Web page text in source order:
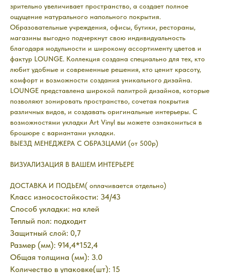
зрительно увеличивает пространство, а создает полное
ощущение натурального напольного покрытия.
Образовательные учреждения, офисы, бутики, рестораны,
магазины выгодно подчеркнут свою индивидуальность
благодаря модульности и широкому ассортименту цветов и
фактур LOUNGE. Коллекция создана специально для тех, кто
любит удобные и современные решения, кто ценит красоту,
комфорт и возможности создания уникального дизайна.
LOUNGE представлена широкой палитрой дизайнов, которые
позволяют зонировать пространство, сочетая покрытия
различных видов, и создавать оригинальные интерьеры. С
возможностями укладки Art Vinyl вы можете ознакомиться в
брошюре с вариантами укладки.
ВЫЕЗД МЕНЕДЖЕРА С ОБРАЗЦАМИ (от 500р)
ВИЗУАЛИЗАЦИЯ В ВАШЕМ ИНТЕРЬЕРЕ
ДОСТАВКА И ПОДЬЕМ( оплачивается отдельно)
Класс износостойкости: 34/43
Способ укладки: на клей
Теплый пол: подходит
Защитный слой: 0,7
Размер (мм): 914,4*152,4
Общая толщина (мм): 3.0
Количество в упаковке(шт): 15